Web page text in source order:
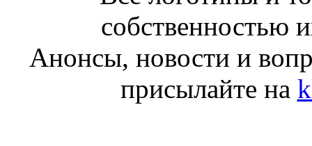
собственностью
Анонсы, новости и
присылайте на